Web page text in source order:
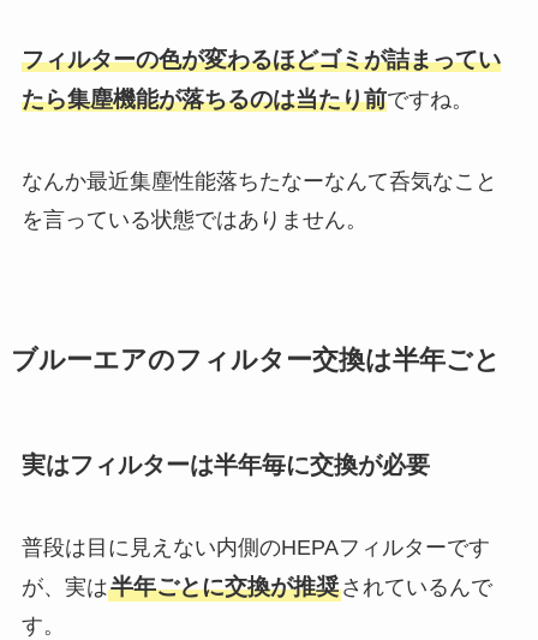
フィルターの色が変わるほどゴミが詰まってい
たら集塵機能が落ちるのは当たり前ですね。
なんか最近集塵性能落ちたなーなんて呑気なこと
を言っている状態ではありません。
ブルーエアのフィルター交換は半年ごと
実はフィルターは半年毎に交換が必要
普段は目に見えない内側のHEPAフィルターです
が、実は半年ごとに交換が推奨されているんで
す。